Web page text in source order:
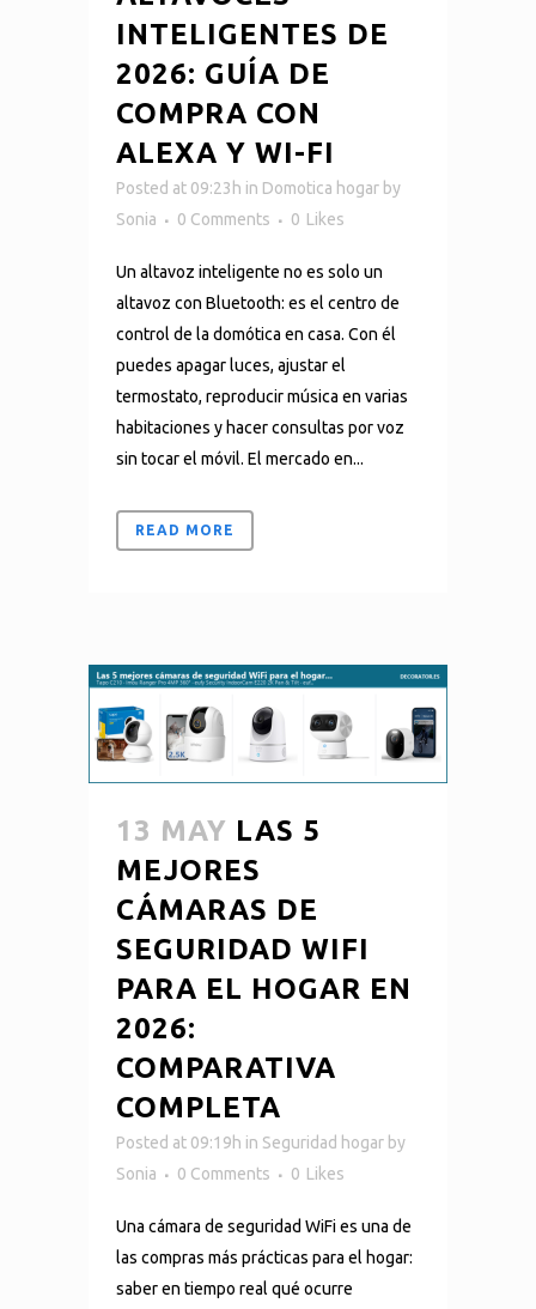
INTELIGENTES DE
2026: GUÍA DE
COMPRA CON
ALEXA Y WI-FI
Posted at 09:23h in Domotica hogar by
Sonia
0 Comments 0 Likes
Un altavoz inteligente no es solo un
altavoz con Bluetooth: es el centro de
control de la domótica en casa. Con él
puedes apagar luces, ajustar el
termostato, reproducir música en varias
habitaciones y hacer consultas por voz
sin tocar el móvil. El mercado en...
READ MORE
13 MAY LAS 5
MEJORES
CÁMARAS DE
SEGURIDAD WIFI
PARA EL HOGAR EN
2026:
COMPARATIVA
COMPLETA
Posted at 09:19h in Seguridad hogar by
Sonia
0 Comments 0 Likes
Una cámara de seguridad WiFi es una de
las compras más prácticas para el hogar:
saber en tiempo real qué ocurre